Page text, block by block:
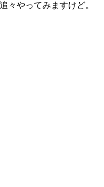
々やってみますけど。